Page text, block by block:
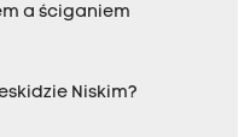
a ściganiem
Niskim?